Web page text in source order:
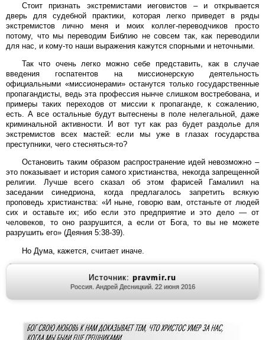
Стоит признать экстремистами иеговистов – и открывается
дверь для судебной практики, которая легко приведет в ряды
экстремистов лично меня и моих коллег-переводчиков просто
потому, что мы переводим Библию не совсем так, как переводили
для нас, и кому-то наши выражения кажутся спорными и неточными.
Так что очень легко можно себе представить, как в случае
введения госпатентов на миссионерскую деятельность
официальными «миссионерами» останутся только государственные
пропагандисты, ведь эта профессия нынче слишком востребована, и
примеры таких переходов от миссии к пропаганде, к сожалению,
есть. А все остальные будут вытеснены в поле нелегальной, даже
криминальной активности. И вот тут как раз будет раздолье для
экстремистов всех мастей: если мы уже в глазах государства
преступники, чего стесняться-то?
Остановить таким образом распространение идей невозможно –
это показывает и история самого христианства, некогда запрещенной
религии. Лучше всего сказал об этом фарисей Гамалиил на
заседании синедриона, когда предлагалось запретить всякую
проповедь христианства: «И ныне, говорю вам, отстаньте от людей
сих и оставьте их; ибо если это предприятие и это дело — от
человеков, то оно разрушится, а если от Бога, то вы не можете
разрушить его» (Деяния 5:38-39).
Но Дума, кажется, считает иначе.
Источник: pravmir.ru
Россия. Андрей Десницкий. 22 июня 2016